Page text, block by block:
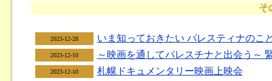
そ
2023-12-28 いま知っておきたい パレスティナの
2023-12-10 ～映画を通してパレスチナと出会う～
2023-12-10 札幌ドキュメンタリー映画上映会